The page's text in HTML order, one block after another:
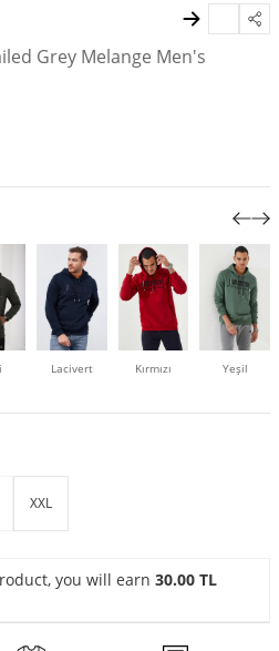
Grey Melange Men's
Lacivert Kırmızı Yeşil
XXL
you will earn 30.00 TL